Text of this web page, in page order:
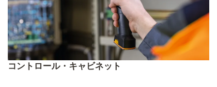
コントロール・キャビネット